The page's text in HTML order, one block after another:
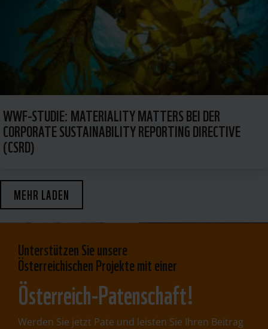
WWF-STUDIE: MATERIALITY MATTERS BEI DER
CORPORATE SUSTAINABILITY REPORTING DIRECTIVE
(CSRD)
MEHR LADEN
Unterstützen Sie unsere
Österreichischen Projekte mit einer
Österreich-Patenschaft!
Werden Sie jetzt Pate und leisten Sie Ihren Beitrag